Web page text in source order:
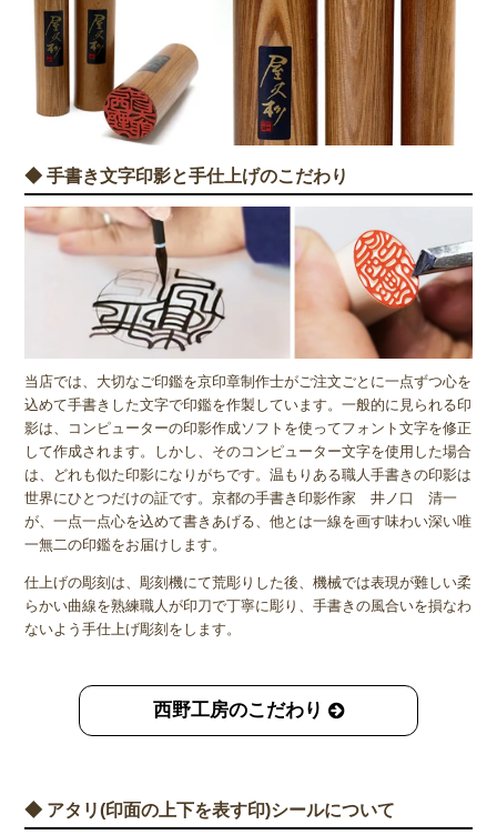
◆ 手書き文字印影と手仕上げのこだわり
当店では、大切なご印鑑を京印章制作士がご注文ごとに一点ずつ心を
込めて手書きした文字で印鑑を作製しています。一般的に見られる印
影は、コンピューターの印影作成ソフトを使ってフォント文字を修正
して作成されます。しかし、そのコンピューター文字を使用した場合
は、どれも似た印影になりがちです。温もりある職人手書きの印影は
世界にひとつだけの証です。京都の手書き印影作家 井ノ口 清一
が、一点一点心を込めて書きあげる、他とは一線を画す味わい深い唯
一無二の印鑑をお届けします。
仕上げの彫刻は、彫刻機にて荒彫りした後、機械では表現が難しい柔
らかい曲線を熟練職人が印刀で丁寧に彫り、手書きの風合いを損なわ
ないよう手仕上げ彫刻をします。
西野工房のこだわり
◆ アタリ(印面の上下を表す印)シールについて